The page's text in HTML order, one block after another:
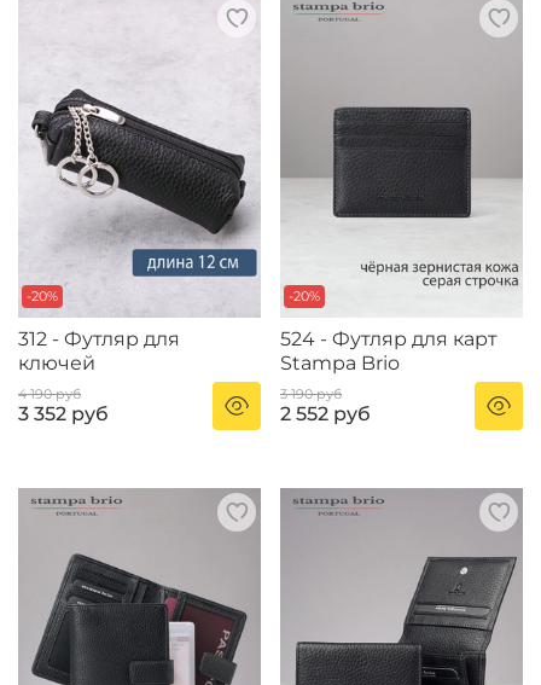
-20%
312 - Футляр для
ключей
4 190 руб
3 352 руб
-20%
524 - Футляр для карт
Stampa Brio
3 190 руб
2 552 руб